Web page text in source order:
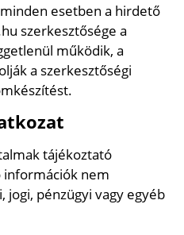
esetben a hirdető
szerkesztősége a
működik, a
a szerkesztőségi
tájékoztató
információk nem
jogi, pénzügyi vagy egyéb